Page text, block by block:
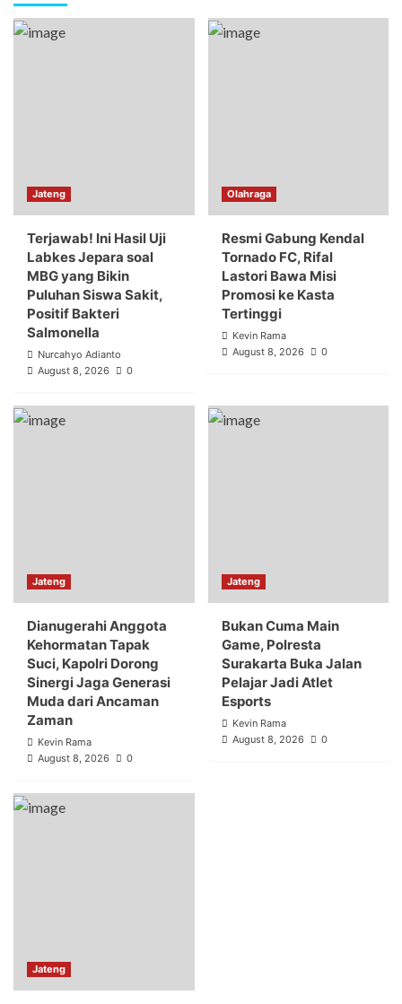
Jateng
Terjawab! Ini Hasil Uji
Labkes Jepara soal
MBG yang Bikin
Puluhan Siswa Sakit,
Positif Bakteri
Salmonella
Nurcahyo Adianto
August 8, 2026
0
Olahraga
Resmi Gabung Kendal
Tornado FC, Rifal
Lastori Bawa Misi
Promosi ke Kasta
Tertinggi
Kevin Rama
August 8, 2026
0
Jateng
Dianugerahi Anggota
Kehormatan Tapak
Suci, Kapolri Dorong
Sinergi Jaga Generasi
Muda dari Ancaman
Zaman
Kevin Rama
August 8, 2026
0
Jateng
Bukan Cuma Main
Game, Polresta
Surakarta Buka Jalan
Pelajar Jadi Atlet
Esports
Kevin Rama
August 8, 2026
0
Jateng